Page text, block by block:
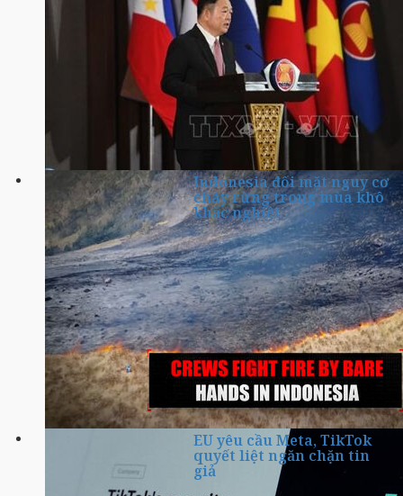
Indonesia đối mặt nguy cơ
cháy rừng trong mùa khô
khắc nghiệt
EU yêu cầu Meta, TikTok
quyết liệt ngăn chặn tin
giả